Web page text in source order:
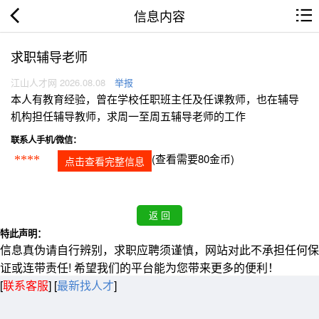
信息内容
求职辅导老师
江山人才网 2026.08.08 举报
本人有教育经验，曾在学校任职班主任及任课教师，也在辅导
机构担任辅导教师，求周一至周五辅导老师的工作
联系人手机/微信：
**** 点击查看完整信息 (查看需要80金币)
特此声明：
信息真伪请自行辨别，求职应聘须谨慎，网站对此不承担任何保
证或连带责任! 希望我们的平台能为您带来更多的便利！
[联系客服] [最新找人才]